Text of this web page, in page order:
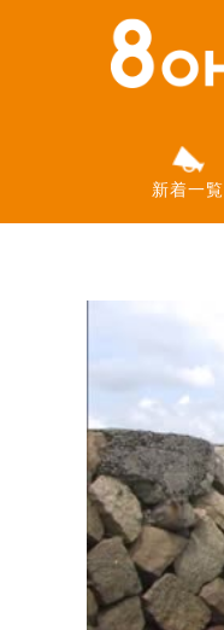
新着一覧